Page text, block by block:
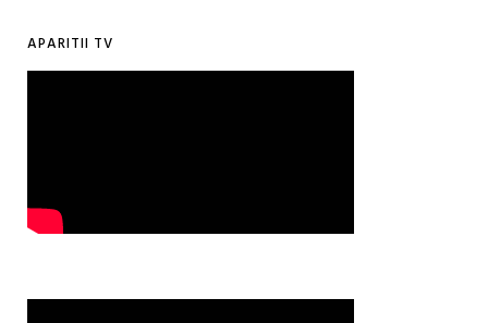
APARITII TV